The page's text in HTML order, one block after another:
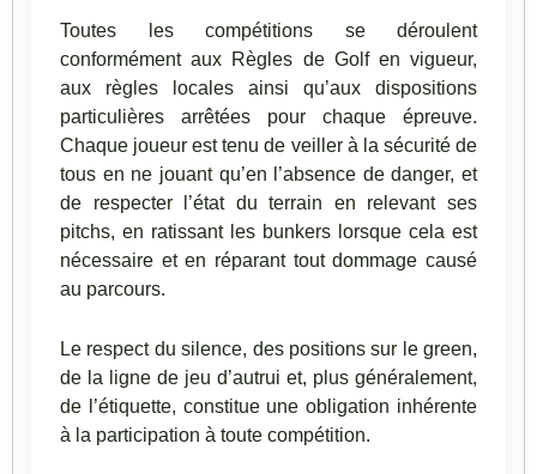
Toutes les compétitions se déroulent
conformément aux Règles de Golf en vigueur,
aux règles locales ainsi qu’aux dispositions
particulières arrêtées pour chaque épreuve.
Chaque joueur est tenu de veiller à la sécurité de
tous en ne jouant qu’en l’absence de danger, et
de respecter l’état du terrain en relevant ses
pitchs, en ratissant les bunkers lorsque cela est
nécessaire et en réparant tout dommage causé
au parcours.
Le respect du silence, des positions sur le green,
de la ligne de jeu d’autrui et, plus généralement,
de l’étiquette, constitue une obligation inhérente
à la participation à toute compétition.